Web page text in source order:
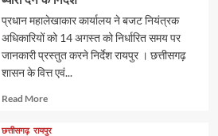
प्रधान महालेखाकार कार्यालय ने बजट नियंत्रक
अधिकारियों को 14 अगस्त को निर्धारित समय पर
जानकारी प्रस्तुत करने निर्देश रायपुर । छत्तीसगढ़
शासन के वित्त एवं...
Read MoreRead
about
छत्तीसगढ़ रायपुर